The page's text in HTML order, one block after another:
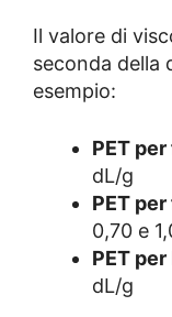
Il valore di
seconda della
esempio:
PET
dL/g
PET
0,70 e
PET
dL/g